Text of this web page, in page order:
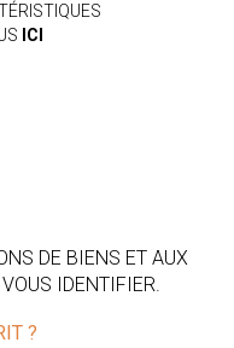
ICI
DE BIENS ET AUX
IDENTIFIER.
?